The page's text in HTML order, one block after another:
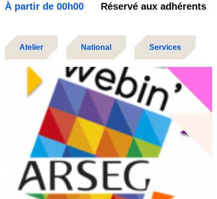
À partir de 00h00 Réservé aux adhérents
Atelier National Services